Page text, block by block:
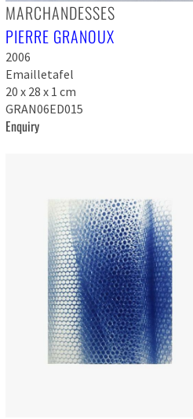
MARCHANDESSES
PIERRE GRANOUX
2006
Emailletafel
20 x 28 x 1 cm
GRAN06ED015
Enquiry